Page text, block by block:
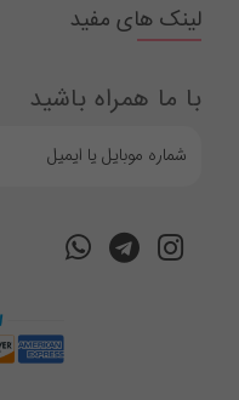
لینک های مفید
با ما همراه باشید